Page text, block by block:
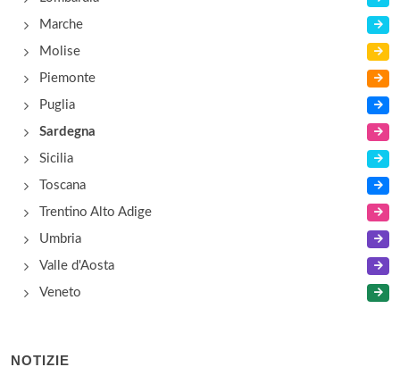
Marche
Molise
Piemonte
Puglia
Sardegna
Sicilia
Toscana
Trentino Alto Adige
Umbria
Valle d'Aosta
Veneto
NOTIZIE